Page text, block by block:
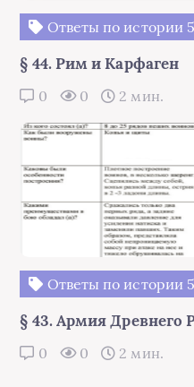
Ответы по истории
§ 44. Рим и Карфаген
0 0 2 мин.
Ответы по истории
§ 43. Армия Древнего
0 0 2 мин.